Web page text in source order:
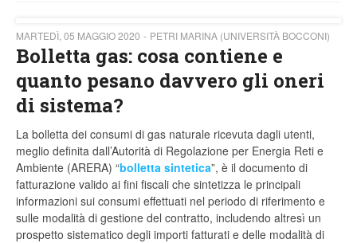
MARTEDÌ, 05 MAGGIO 2020 PETRI MARINA (UNIVERSITÀ BOCCONI)
Bolletta gas: cosa contiene e
quanto pesano davvero gli oneri
di sistema?
La bolletta dei consumi di gas naturale ricevuta dagli utenti,
meglio definita dall’Autorità di Regolazione per Energia Reti e
Ambiente (ARERA) “bolletta sintetica”, è il documento di
fatturazione valido ai fini fiscali che sintetizza le principali
informazioni sui consumi effettuati nel periodo di riferimento e
sulle modalità di gestione del contratto, includendo altresì un
prospetto sistematico degli importi fatturati e delle modalità di